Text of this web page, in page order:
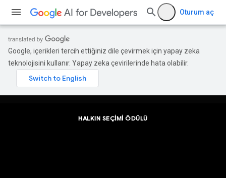
Oturum aç
Google, içerikleri tercih ettiğiniz dile çevirmek için yapay zeka
teknolojisini kullanır. Yapay zeka çevirilerinde hata olabilir.
HALKIN SEÇIMI ÖDÜLÜ